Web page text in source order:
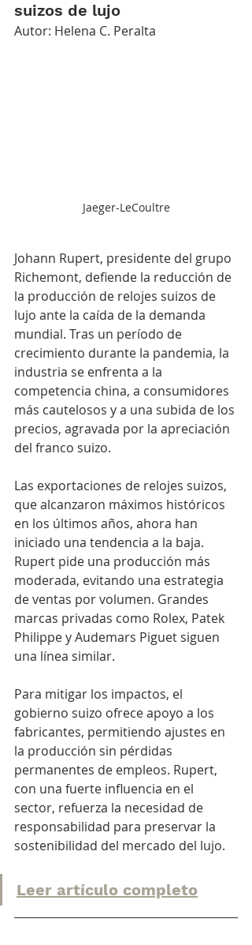
suizos de lujo
Autor: Helena C. Peralta
Jaeger-LeCoultre
Johann Rupert, presidente del grupo
Richemont, defiende la reducción de
la producción de relojes suizos de
lujo ante la caída de la demanda
mundial. Tras un período de
crecimiento durante la pandemia, la
industria se enfrenta a la
competencia china, a consumidores
más cautelosos y a una subida de los
precios, agravada por la apreciación
del franco suizo.
Las exportaciones de relojes suizos,
que alcanzaron máximos históricos
en los últimos años, ahora han
iniciado una tendencia a la baja.
Rupert pide una producción más
moderada, evitando una estrategia
de ventas por volumen. Grandes
marcas privadas como Rolex, Patek
Philippe y Audemars Piguet siguen
una línea similar.
Para mitigar los impactos, el
gobierno suizo ofrece apoyo a los
fabricantes, permitiendo ajustes en
la producción sin pérdidas
permanentes de empleos. Rupert,
con una fuerte influencia en el
sector, refuerza la necesidad de
responsabilidad para preservar la
sostenibilidad del mercado del lujo.
Leer artículo completo